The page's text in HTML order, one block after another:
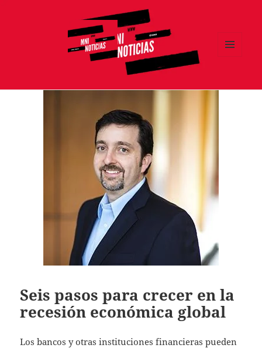
Seis pasos para crecer en la
recesión económica global
Los bancos y otras instituciones financieras pueden